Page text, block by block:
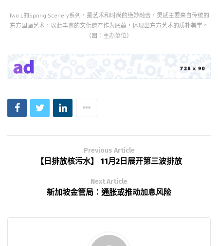
Two L的Spring Scenery系列，是艺术和时尚的绝妙融合，灵感主要来自传统的
东方国画艺术，以此丰富的文化遗产作为底蕴，体现出东方艺术的质朴美学。
（图：主办单位）
Previous Article
【日排放核污水】 11月2日展开第三波排放
Next Article
新加坡金管局：通胀或推动加息风险